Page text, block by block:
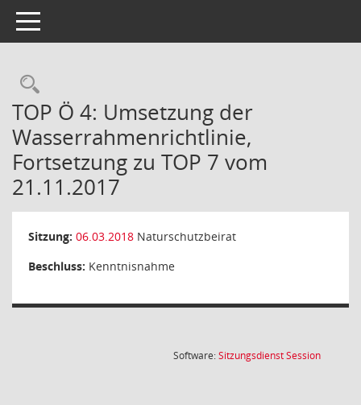
Toggle navigation
Rechercheauswahl
TOP Ö 4: Umsetzung der
Wasserrahmenrichtlinie,
Fortsetzung zu TOP 7 vom
21.11.2017
Sitzung: 06.03.2018 Naturschutzbeirat
Beschluss: Kenntnisnahme
Software:SitzungsdienstSession(Wird in